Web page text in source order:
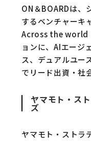
ON＆BOARDは、
するベンチャー
Across the world
ョンに、AIエージ
ス、デュアルユー
でリード出資・社
ヤマモト・ス
ズ
ヤマモト・ストラ